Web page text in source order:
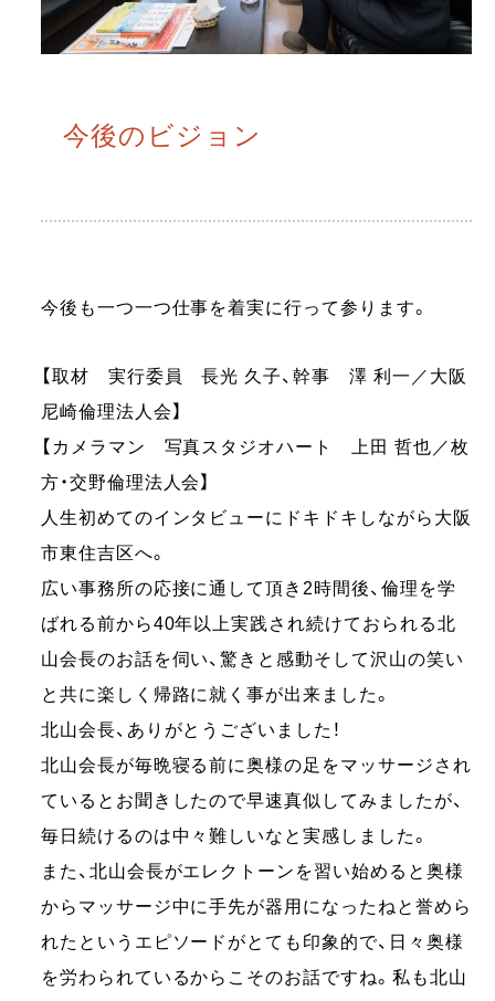
今後のビジョン
今後も一つ一つ仕事を着実に行って参ります。
【取材 実行委員 長光 久子、幹事 澤 利一／大阪
尼崎倫理法人会】
【カメラマン 写真スタジオハート 上田 哲也／枚
方・交野倫理法人会】
人生初めてのインタビューにドキドキしながら大阪
市東住吉区へ。
広い事務所の応接に通して頂き2時間後、倫理を学
ばれる前から40年以上実践され続けておられる北
山会長のお話を伺い、驚きと感動そして沢山の笑い
と共に楽しく帰路に就く事が出来ました。
北山会長、ありがとうございました！
北山会長が毎晩寝る前に奥様の足をマッサージされ
ているとお聞きしたので早速真似してみましたが、
毎日続けるのは中々難しいなと実感しました。
また、北山会長がエレクトーンを習い始めると奥様
からマッサージ中に手先が器用になったねと誉めら
れたというエピソードがとても印象的で、日々奥様
を労わられているからこそのお話ですね。私も北山